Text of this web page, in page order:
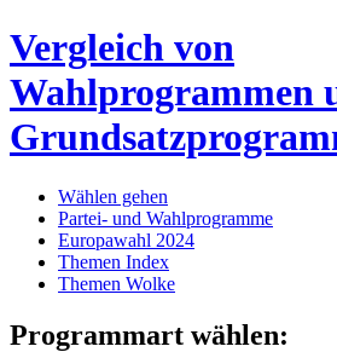
Vergleich von
Wahlprogrammen
Wählen gehen
Partei- und Wahlprogramme
Europawahl 2024
Themen Index
Themen Wolke
Programmart wählen: